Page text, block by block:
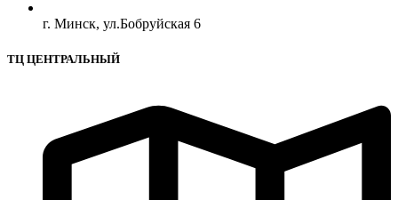
г. Минск, ул.Бобруйская 6
ТЦ ЦЕНТРАЛЬНЫЙ